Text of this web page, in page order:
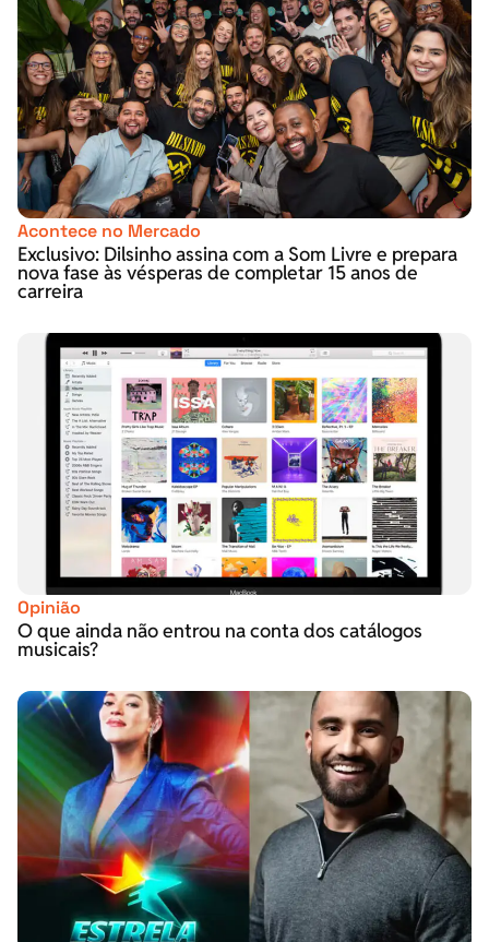
Acontece no Mercado
Exclusivo: Dilsinho assina com a Som Livre e prepara
nova fase às vésperas de completar 15 anos de
carreira
Opinião
O que ainda não entrou na conta dos catálogos
musicais?